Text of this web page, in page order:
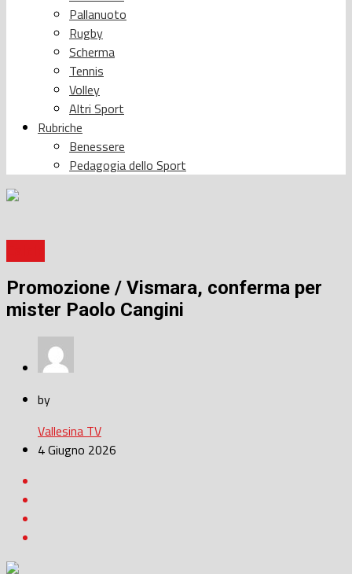
Pallanuoto
Rugby
Scherma
Tennis
Volley
Altri Sport
Rubriche
Benessere
Pedagogia dello Sport
Promozione / Vismara, conferma per
mister Paolo Cangini
by
Vallesina TV
4 Giugno 2026